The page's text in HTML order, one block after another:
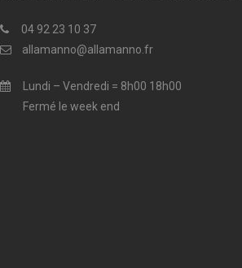
04 92 23 10 37
allamanno@allamanno.fr
Lundi – Vendredi = 8h00 18h00
Fermé le week end